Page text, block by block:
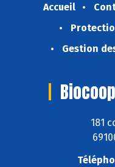
Accueil
Gestion
181